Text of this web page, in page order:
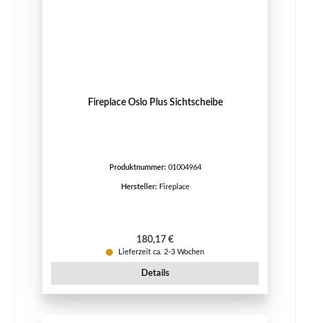
Fireplace Oslo Plus Sichtscheibe
Produktnummer: 01004964
Hersteller: Fireplace
Regulärer Preis:
180,17 €
Lieferzeit ca. 2-3 Wochen
Details